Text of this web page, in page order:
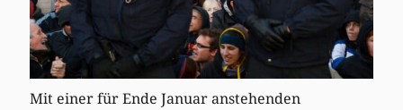
Mit einer für Ende Januar anstehenden